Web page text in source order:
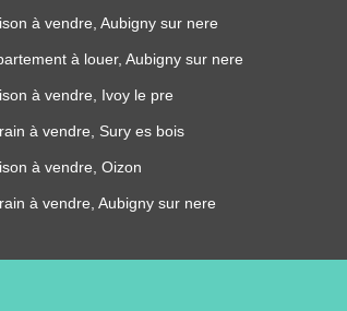
à vendre, Aubigny sur nere
à louer, Aubigny sur nere
à vendre, Ivoy le pre
à vendre, Sury es bois
à vendre, Oizon
à vendre, Aubigny sur nere